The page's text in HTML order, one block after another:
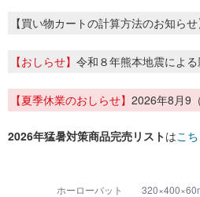
【買い物カートの計算方法のお知ら
【おしらせ】 令和８年熊本地震によ
【夏季休業のおしらせ】 2026年8月9
2026年猛暑対策商品完売リストはこ
ホーローバット